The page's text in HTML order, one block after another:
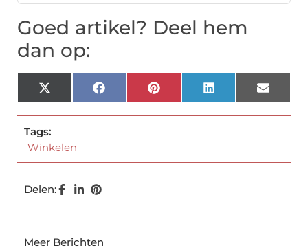
Goed artikel? Deel hem
dan op:
X
(Twitter)
Facebook Pinterest LinkedIn Email
Tags:
Winkelen
Delen:
Meer Berichten